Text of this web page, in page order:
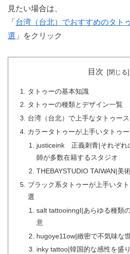
見たい場合は、
「 台湾（台北）でおすすめのタト
選 」をクリック
目次
タトゥーの基本知識
タトゥーの種類とデザイン一覧
台湾（台北）で上手なタトゥー
カラータトゥーが上手いタトゥ
justiceink 正義刺青|それぞれ
師が多数在籍するスタジオ
THEBAYSTUDIO TAIWAN|美
ブラック系タトゥーが上手いタ
選
salt tattooinngI|あらゆる種類
意
hugoye11ow|緻密で不気味な
inky tattoo|韓国的な感性を盛